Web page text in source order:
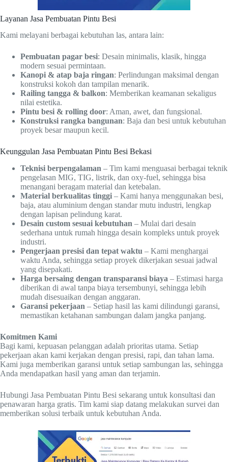
Layanan Jasa Pembuatan Pintu Besi
Kami melayani berbagai kebutuhan las, antara lain:
Pembuatan pagar besi: Desain minimalis, klasik, hingga
modern sesuai permintaan.
Kanopi & atap baja ringan: Perlindungan maksimal dengan
konstruksi kokoh dan tampilan menarik.
Railing tangga & balkon: Memberikan keamanan sekaligus
nilai estetika.
Pintu besi & rolling door: Aman, awet, dan fungsional.
Konstruksi rangka bangunan: Baja dan besi untuk kebutuhan
proyek besar maupun kecil.
Keunggulan Jasa Pembuatan Pintu Besi Bekasi
Teknisi berpengalaman – Tim kami menguasai berbagai teknik
pengelasan MIG, TIG, listrik, dan oxy-fuel, sehingga bisa
menangani beragam material dan ketebalan.
Material berkualitas tinggi – Kami hanya menggunakan besi,
baja, atau aluminium dengan standar mutu industri, lengkap
dengan lapisan pelindung karat.
Desain custom sesuai kebutuhan – Mulai dari desain
sederhana untuk rumah hingga desain kompleks untuk proyek
industri.
Pengerjaan presisi dan tepat waktu – Kami menghargai
waktu Anda, sehingga setiap proyek dikerjakan sesuai jadwal
yang disepakati.
Harga bersaing dengan transparansi biaya – Estimasi harga
diberikan di awal tanpa biaya tersembunyi, sehingga lebih
mudah disesuaikan dengan anggaran.
Garansi pekerjaan – Setiap hasil las kami dilindungi garansi,
memastikan ketahanan sambungan dalam jangka panjang.
Komitmen Kami
Bagi kami, kepuasan pelanggan adalah prioritas utama. Setiap
pekerjaan akan kami kerjakan dengan presisi, rapi, dan tahan lama.
Kami juga memberikan garansi untuk setiap sambungan las, sehingga
Anda mendapatkan hasil yang aman dan terjamin.
Hubungi Jasa Pembuatan Pintu Besi sekarang untuk konsultasi dan
penawaran harga gratis. Tim kami siap datang melakukan survei dan
memberikan solusi terbaik untuk kebutuhan Anda.